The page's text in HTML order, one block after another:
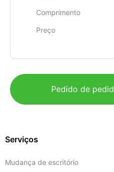
Comprimento
Preço
Pedido de
Serviços
Mudança de escritório